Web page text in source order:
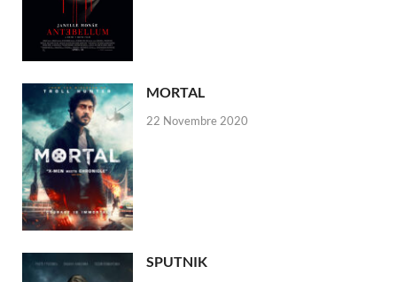
MORTAL
22 Novembre 2020
SPUTNIK